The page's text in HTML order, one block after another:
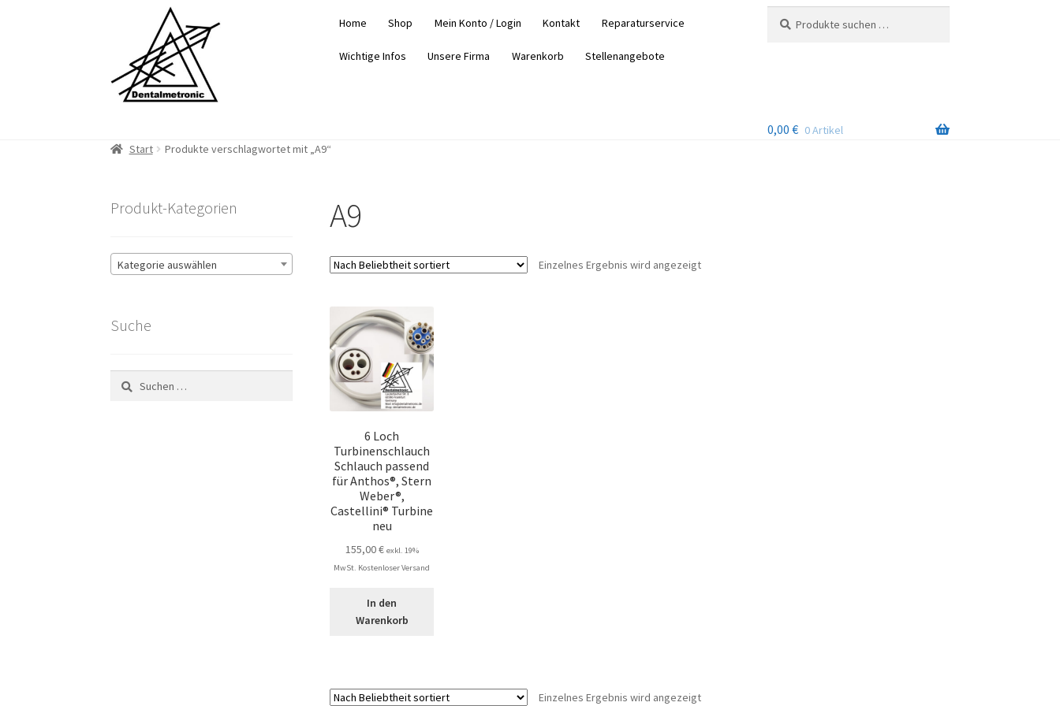
Navigation
springen
springen
Home Shop Mein Konto / Login Kontakt Reparaturservice
Wichtige Infos Unsere Firma Warenkorb Stellenangebote
nach:
0,00 € 0 Artikel
Start
Produkte verschlagwortet mit „A9“
A9
Einzelnes Ergebnis wird angezeigt
6 Loch
Turbinenschlauch
Schlauch passend
für Anthos®, Stern
Weber®,
Castellini® Turbine
neu
155,00€ exkl. 19%
MwSt. Kostenloser Versand
In den
Warenkorb
Einzelnes Ergebnis wird angezeigt
Produkt-Kategorien
Kategorie auswählen
Suche
Suchen
nach: